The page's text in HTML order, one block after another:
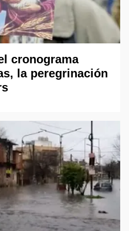
cronograma
la peregrinación